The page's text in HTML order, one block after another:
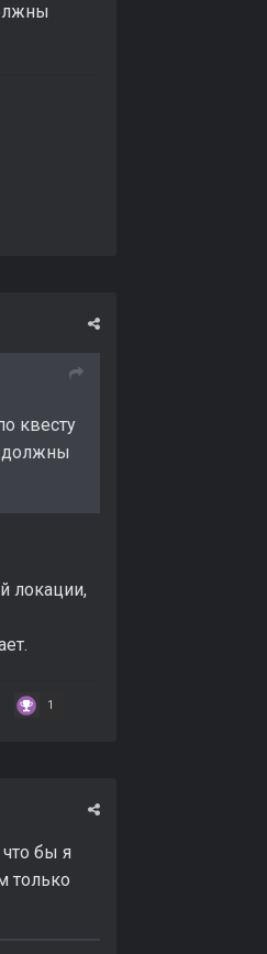
квесту
должны
локации,
1
бы я
только